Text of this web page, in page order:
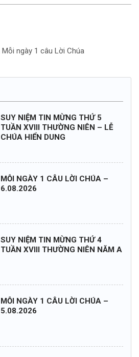
Mỗi ngày 1 câu Lời Chúa
SUY NIỆM TIN MỪNG THỨ 5
TUẦN XVIII THƯỜNG NIÊN – LỄ
CHÚA HIỂN DUNG
MỖI NGÀY 1 CÂU LỜI CHÚA –
6.08.2026
SUY NIỆM TIN MỪNG THỨ 4
TUẦN XVIII THƯỜNG NIÊN NĂM A
MỖI NGÀY 1 CÂU LỜI CHÚA –
5.08.2026